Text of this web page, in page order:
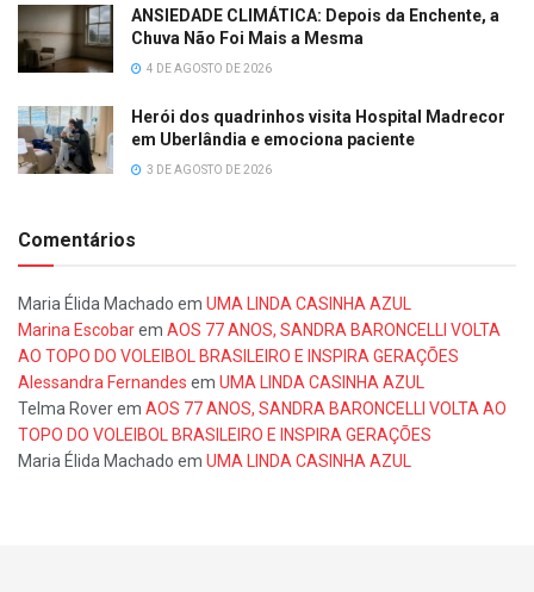
ANSIEDADE CLIMÁTICA: Depois da Enchente, a
Chuva Não Foi Mais a Mesma
4 DE AGOSTO DE 2026
Herói dos quadrinhos visita Hospital Madrecor
em Uberlândia e emociona paciente
3 DE AGOSTO DE 2026
Comentários
Maria Élida Machado em UMA LINDA CASINHA AZUL
Marina Escobarem AOS 77 ANOS, SANDRA BARONCELLI VOLTA
AO TOPO DO VOLEIBOL BRASILEIRO E INSPIRA GERAÇÕES
Alessandra Fernandes em UMA LINDA CASINHA AZUL
Telma Roverem AOS 77 ANOS, SANDRA BARONCELLI VOLTA AO
TOPO DO VOLEIBOL BRASILEIRO E INSPIRA GERAÇÕES
Maria Élida Machado em UMA LINDA CASINHA AZUL